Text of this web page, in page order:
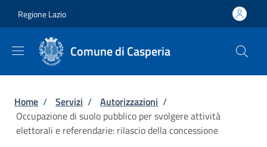
Regione Lazio
Comune di Casperia
Briciole di pane
Home / Servizi / Autorizzazioni /
Occupazione di suolo pubblico per svolgere attività
elettorali e referendarie: rilascio della concessione